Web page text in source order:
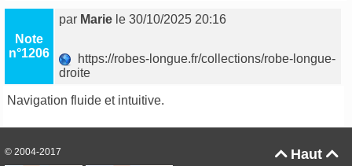
Note
n°1206
par Marie le 30/10/2025 20:16
https://robes-longue.fr/collections/robe-longue-
droite
Navigation fluide et intuitive.
Haut 
© 2004-2017